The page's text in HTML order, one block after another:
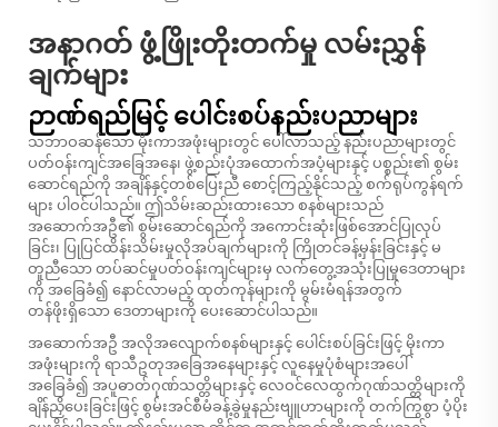
အနာဂတ် ဖွံ့ဖြိုးတိုးတက်မှု လမ်းညွှန်
ချက်များ
ဉာဏ်ရည်မြင့် ပေါင်းစပ်နည်းပညာများ
သဘာဝဆန်သော မိုးကာအဖုံးများတွင် ပေါ်လာသည့် နည်းပညာများတွင်
ပတ်ဝန်းကျင်အခြေအနေ၊ ဖွဲ့စည်းပုံအထောက်အပံ့များနှင့် ပစ္စည်း၏ စွမ်း
ဆောင်ရည်ကို အချိန်နှင့်တစ်ပြေးညီ စောင့်ကြည့်နိုင်သည့် စက်ရုပ်ကွန်ရက်
များ ပါဝင်ပါသည်။ ဤသိမ်းဆည်းထားသော စနစ်များသည်
အဆောက်အဦ၏ စွမ်းဆောင်ရည်ကို အကောင်းဆုံးဖြစ်အောင်ပြုလုပ်
ခြင်း၊ ပြုပြင်ထိန်းသိမ်းမှုလိုအပ်ချက်များကို ကြိုတင်ခန့်မှန်းခြင်းနှင့် မ
တူညီသော တပ်ဆင်မှုပတ်ဝန်းကျင်များမှ လက်တွေ့အသုံးပြုမှုဒေတာများ
ကို အခြေခံ၍ နောင်လာမည့် ထုတ်ကုန်များကို မွမ်းမံရန်အတွက်
တန်ဖိုးရှိသော ဒေတာများကို ပေးဆောင်ပါသည်။
အဆောက်အဦ အလိုအလျောက်စနစ်များနှင့် ပေါင်းစပ်ခြင်းဖြင့် မိုးကာ
အဖုံးများကို ရာသီဥတုအခြေအနေများနှင့် လူနေမှုပုံစံများအပေါ်
အခြေခံ၍ အပူဓာတ်ဂုဏ်သတ္တိများနှင့် လေဝင်လေထွက်ဂုဏ်သတ္တိများကို
ချိန်ညှိပေးခြင်းဖြင့် စွမ်းအင်စီမံခန့်ခွဲမှုနည်းဗျူဟာများကို တက်ကြွစွာ ပံ့ပိုး